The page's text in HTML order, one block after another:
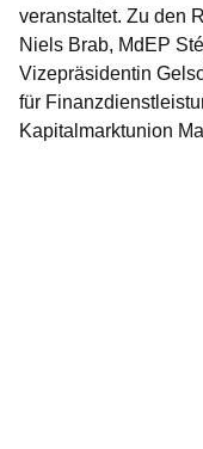
veranstaltet. Zu den
Niels Brab, MdEP
Vizepräsidentin
für
Kapitalmarktunion